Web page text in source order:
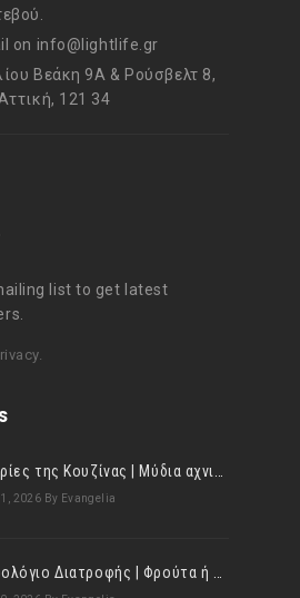
on info@lightlife.gr
Βεάκη 9Α & Ρούσβελτ 8,
121 34
list to get latest
2026 By Evangelia